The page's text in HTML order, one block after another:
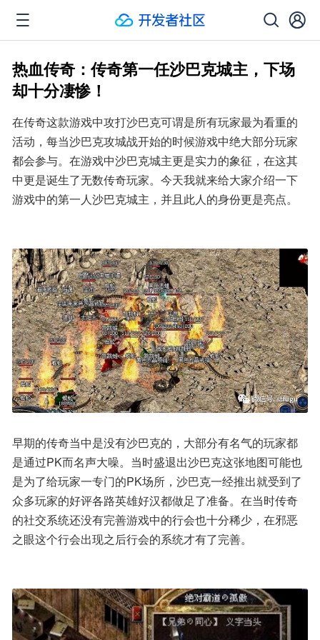
热血传奇：传奇第一任沙巴克城主，下场
却十分凄惨！
在传奇这款游戏中攻打沙巴克可谓是所有玩家最为看重的
活动，每当沙巴克攻城战开始的时候游戏中绝大部分玩家
都会参与。在游戏中沙巴克城主更是实力的象征，在这其
中更是诞生了无数传奇玩家。今天我就来给大家介绍一下
游戏中的第一人沙巴克城主，并且此人的身份更是亮点。
早期的传奇当中是没有沙巴克的，大部分有名气的玩家都
是通过PK而名声大噪。当时盛退出沙巴克这张地图可能也
是为了给玩家一专门的PK场所，沙巴克一经推出就受到了
众多玩家的好评各路英雄好汉都做足了准备。在当时传奇
的社交系统还没有完善游戏中的行会也十分稀少，在邪恶
之眼这个行会出现之后行会的系统才有了完善。